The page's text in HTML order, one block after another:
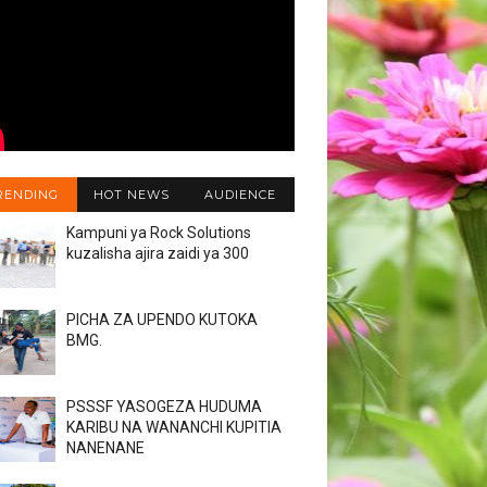
HOT NEWS AUDIENCE
Kampuni ya Rock Solutions
kuzalisha ajira zaidi ya 300
PICHA ZA UPENDO KUTOKA
BMG.
PSSSF YASOGEZA HUDUMA
KARIBU NA WANANCHI KUPITIA
NANENANE